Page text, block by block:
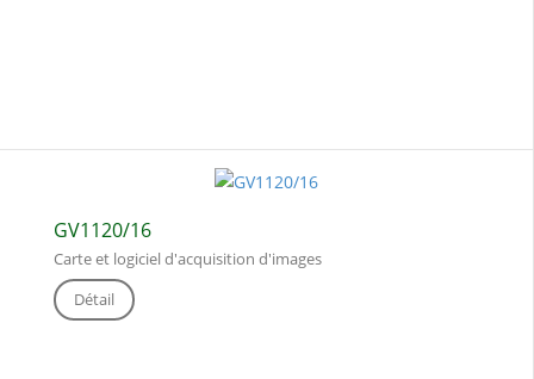
GV1120/16
Carte et logiciel d'acquisition d'images
Détail